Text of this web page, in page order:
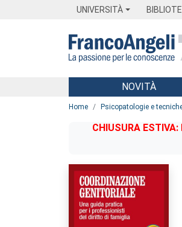
UNIVERSITÀ
Menu
NOVITÀ
Home Psicopatologie e
CHIUSURA